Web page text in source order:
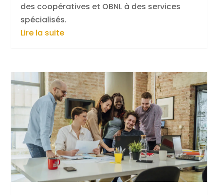
des coopératives et OBNL à des services
spécialisés.
Lire la suite